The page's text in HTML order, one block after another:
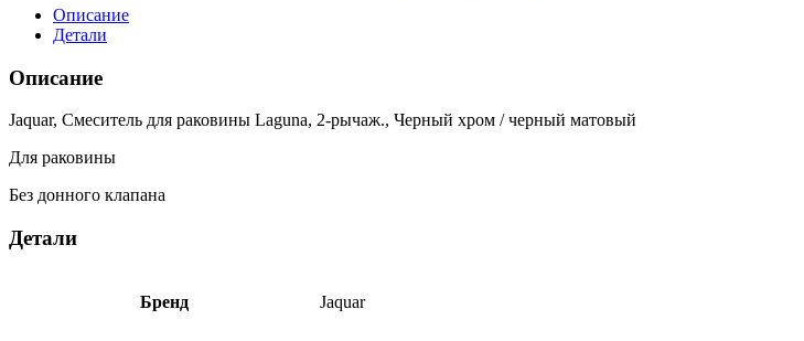
раковины
Laguna,
2-
рычаж.,
хром
/
черный
матовый
LAG-
BBC-
91423K
Описание
Детали
Описание
Jaquar, Смеситель для раковины Laguna, 2-рычаж., Черный хром / черный матовый
Для раковины
Без донного клапана
Детали
Бренд Jaquar